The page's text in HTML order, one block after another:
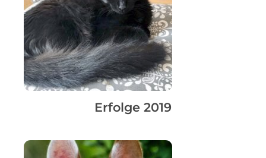
Erfolge 2019